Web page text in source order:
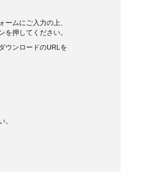
ームにご入力の上、
を押してください。
ウンロードのURLを
。